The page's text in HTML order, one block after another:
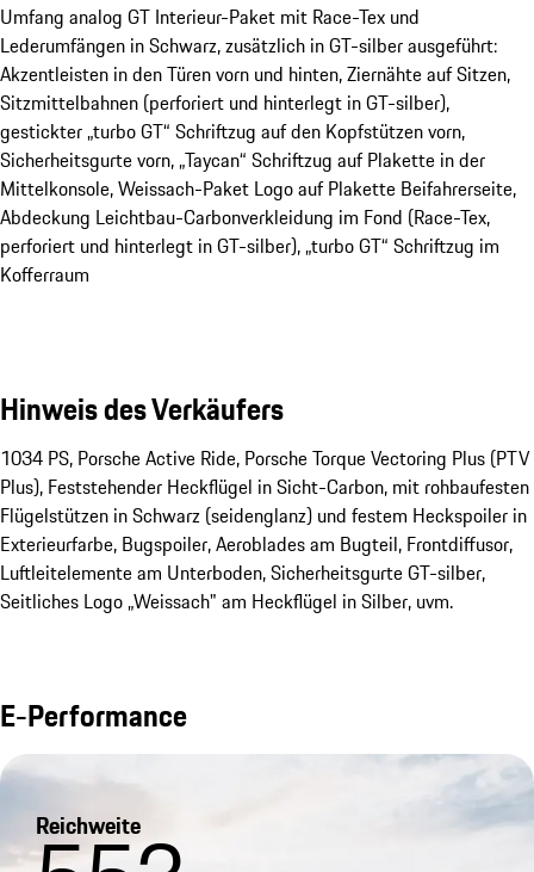
Umfang analog GT Interieur-Paket mit Race-Tex und
Lederumfängen in Schwarz, zusätzlich in GT-silber ausgeführt:
Akzentleisten in den Türen vorn und hinten, Ziernähte auf Sitzen,
Sitzmittelbahnen (perforiert und hinterlegt in GT-silber),
gestickter „turbo GT“ Schriftzug auf den Kopfstützen vorn,
Sicherheitsgurte vorn, „Taycan“ Schriftzug auf Plakette in der
Mittelkonsole, Weissach-Paket Logo auf Plakette Beifahrerseite,
Abdeckung Leichtbau-Carbonverkleidung im Fond (Race-Tex,
perforiert und hinterlegt in GT-silber), „turbo GT“ Schriftzug im
Kofferraum
Hinweis des Verkäufers
1034 PS, Porsche Active Ride, Porsche Torque Vectoring Plus (PTV
Plus), Feststehender Heckflügel in Sicht-Carbon, mit rohbaufesten
Flügelstützen in Schwarz (seidenglanz) und festem Heckspoiler in
Exterieurfarbe, Bugspoiler, Aeroblades am Bugteil, Frontdiffusor,
Luftleitelemente am Unterboden, Sicherheitsgurte GT-silber,
Seitliches Logo „Weissach" am Heckflügel in Silber, uvm.
E-Performance
Reichweite